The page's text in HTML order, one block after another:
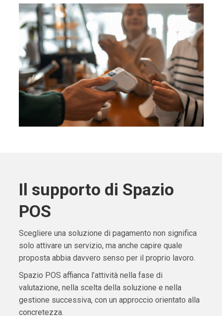
Il supporto di Spazio
POS
Scegliere una soluzione di pagamento non significa
solo attivare un servizio, ma anche capire quale
proposta abbia davvero senso per il proprio lavoro.
Spazio POS affianca l’attività nella fase di
valutazione, nella scelta della soluzione e nella
gestione successiva, con un approccio orientato alla
concretezza.